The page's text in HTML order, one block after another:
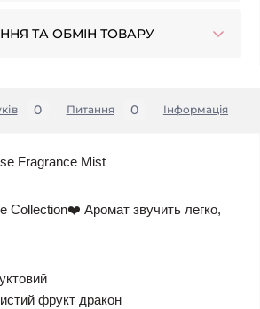
ТА ОБМІН ТОВАРУ
0 Питання 0 Iнформація
Fragrance Mist
Collection❤️ Аромат звучить легко,
фрукт дракон